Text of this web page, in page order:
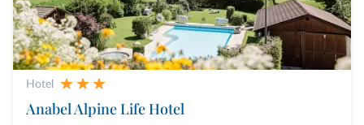
Hotel
Anabel Alpine Life Hotel